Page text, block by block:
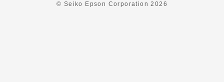
© Seiko Epson Corporation2026